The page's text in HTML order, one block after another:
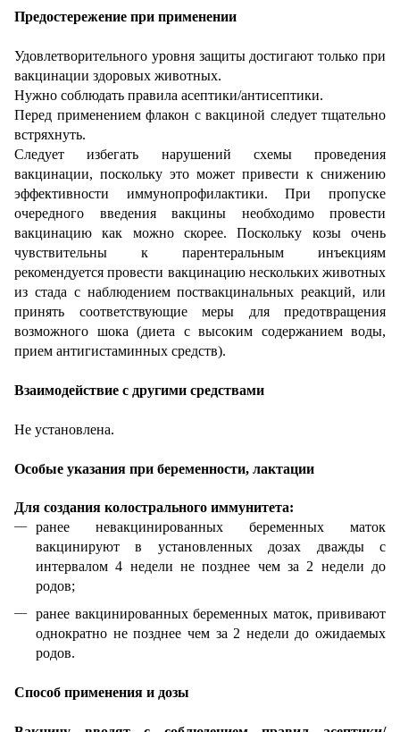
Предостережение при применении
Удовлетворительного уровня защиты достигают только при
вакцинации здоровых животных.
Нужно соблюдать правила асептики/антисептики.
Перед применением флакон с вакциной следует тщательно
встряхнуть.
Следует избегать нарушений схемы проведения
вакцинации, поскольку это может привести к снижению
эффективности иммунопрофилактики. При пропуске
очередного введения вакцины необходимо провести
вакцинацию как можно скорее. Поскольку козы очень
чувствительны к парентеральным инъекциям
рекомендуется провести вакцинацию нескольких животных
из стада с наблюдением поствакцинальных реакций, или
принять соответствующие меры для предотвращения
возможного шока (диета с высоким содержанием воды,
прием антигистаминных средств).
Взаимодействие с другими средствами
Не установлена.
Особые указания при беременности, лактации
Для создания колострального иммунитета:
ранее невакцинированных беременных маток
вакцинируют в установленных дозах дважды с
интервалом 4 недели не позднее чем за 2 недели до
родов;
ранее вакцинированных беременных маток, прививают
однократно не позднее чем за 2 недели до ожидаемых
родов.
Способ применения и дозы